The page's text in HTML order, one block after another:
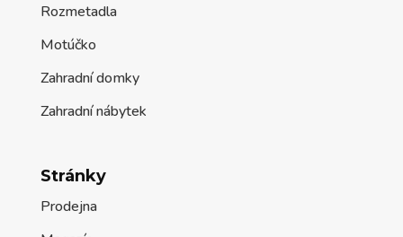
Rozmetadla
Motúčko
Zahradní domky
Zahradní nábytek
Stránky
Prodejna